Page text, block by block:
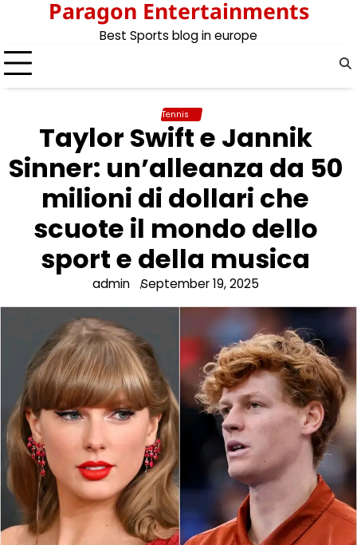
content
Paragon Entertainments
Best Sports blog in europe
Tennis
Taylor Swift e Jannik
Sinner: un’alleanza da 50
milioni di dollari che
scuote il mondo dello
sport e della musica
admin September 19, 2025